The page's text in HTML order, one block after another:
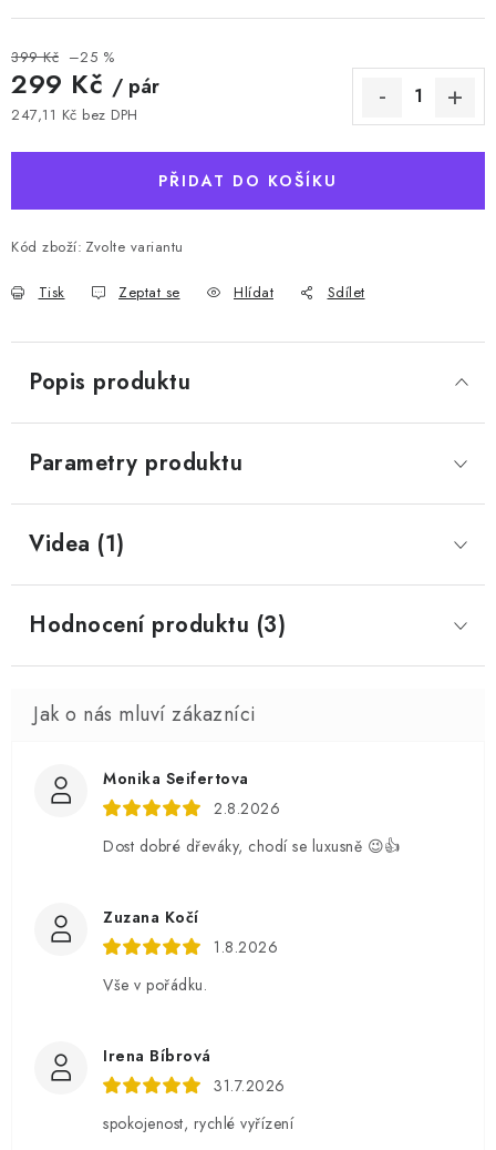
399 Kč –25 %
299 Kč / pár
247,11 Kč bez DPH
PŘIDAT DO KOŠÍKU
Kód zboží: Zvolte variantu
Tisk Zeptat se Hlídat Sdílet
Popis produktu
Parametry produktu
Videa (1)
Hodnocení produktu (3)
Monika Seifertova
2.8.2026
Dost dobré dřeváky, chodí se luxusně 😉👍
Zuzana Kočí
1.8.2026
Vše v pořádku.
Irena Bíbrová
31.7.2026
spokojenost, rychlé vyřízení